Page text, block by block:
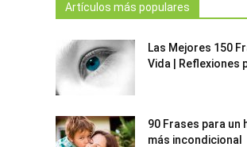
Artículos más populares
Las Mejores 150
Vida | Reflexiones
90 Frases para un
más incondicional